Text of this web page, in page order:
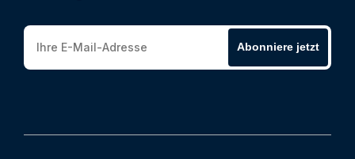
Abonniere jetzt